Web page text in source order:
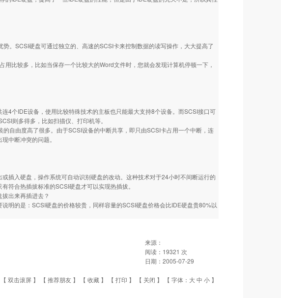
。SCSI硬盘可通过独立的、高速的SCSI卡来控制数据的读写操作，大大提高了
比较多，比如当保存一个比较大的Word文件时，您就会发现计算机停顿一下，
4个IDE设备，使用比较特殊技术的主板也只能最大支持8个设备。而SCSI接口可
则多得多，比如扫描仪、打印机等。
自由度高了很多。由于SCSI设备的中断共享，即只由SCSI卡占用一个中断，连
中断冲突的问题。
插入硬盘，操作系统可自动识别硬盘的改动。这种技术对于24小时不间断运行的
符合热插拔标准的SCSI硬盘才可以实现热插拔。
出来再插进去？
明的是：SCSI硬盘的价格较贵，同样容量的SCSI硬盘价格会比IDE硬盘贵80%以
来源：
阅读： 19321 次
日期： 2005-07-29
【 双击滚屏 】 【 推荐朋友 】 【 收藏 】 【 打印 】 【 关闭 】 【 字体： 大中 小 】